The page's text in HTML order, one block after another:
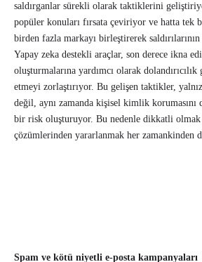
saldırganlar sürekli olarak taktiklerini
popüler konuları fırsata çeviriyor ve hatta tek
birden fazla markayı birleştirerek
Yapay zeka destekli araçlar, son derece ikna
oluşturmalarına yardımcı olarak
etmeyi zorlaştırıyor. Bu gelişen taktikler,
değil, aynı zamanda kişisel kimlik korumasını
bir risk oluşturuyor. Bu nedenle dikkatli
çözümlerinden yararlanmak her zamankinden
Spam ve kötü niyetli e-posta kampanyaları